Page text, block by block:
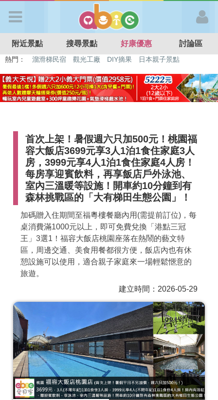
APP登入
首 頁
好康優惠
最新消息
最新留言
商家合作
推薦景點
聯絡我們
APP下載
附近景點 搜尋景點 好康優惠 討論區
熱門： 特色遊戲場 親子住房優惠 台北親子餐廳
溫泉泡湯SPA
首次上架！暑假週六只加500元！桃園福
容大飯店3699元享3人1泊1食住家庭3人
房，3999元享4人1泊1食住家庭4人房！
每房享迎賓飲料，再享飯店戶外泳池、
室內三溫暖等設施！開車約10分鐘到有
森林挑戰區的「大有梯田生態公園」！
加碼贈入住期間至福粵樓餐廳內用(需提前訂位)，每
桌消費滿1000元以上，即可免費兌換「港點三冠
王」3選1！福容大飯店桃園座落在熱鬧的藝文特
區，周邊交通、美食用餐都很方便，飯店內也有休
憩設施可以使用，適合親子家庭來一場輕鬆愜意的
旅遊。
建立時間：2026-05-29